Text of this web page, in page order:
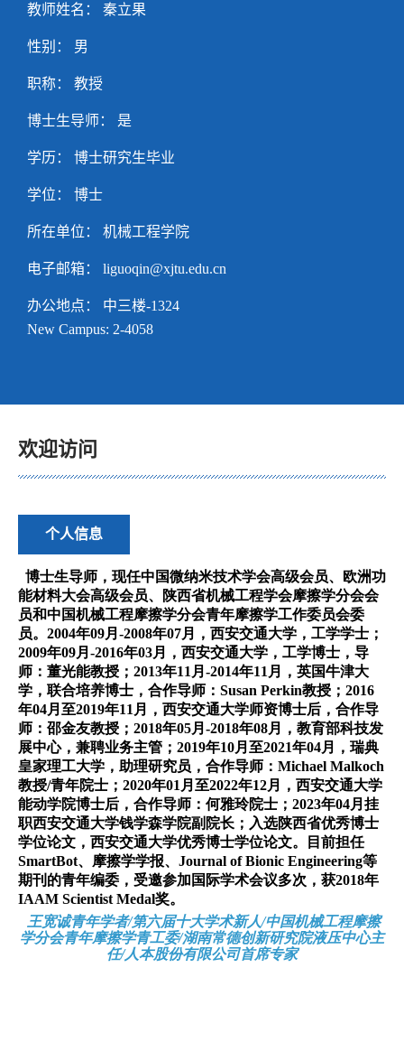
教师姓名： 秦立果
性别： 男
职称： 教授
博士生导师： 是
学历： 博士研究生毕业
学位： 博士
所在单位： 机械工程学院
电子邮箱： liguoqin@xjtu.edu.cn
办公地点： 中三楼-1324
New Campus: 2-4058
欢迎访问
个人信息